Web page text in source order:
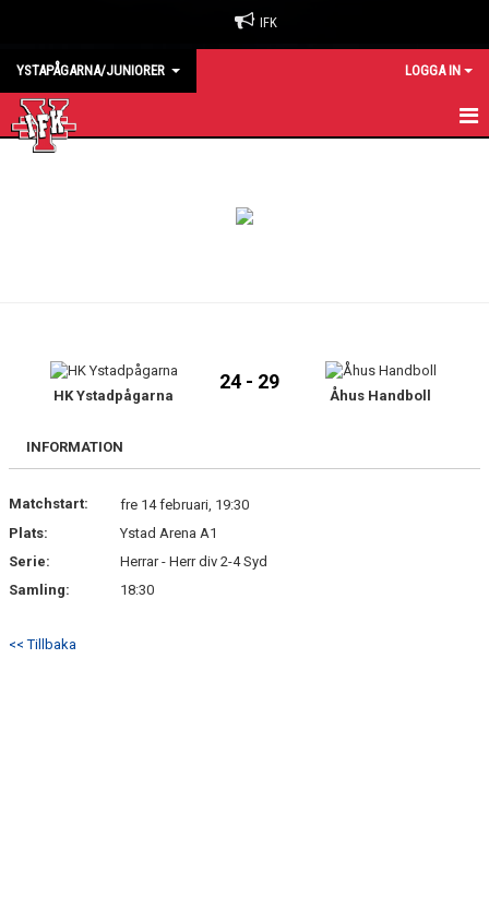
IFK
YSTAPÅGARNA/JUNIORER LOGGA IN
HK Ystadpågarna
24 - 29
Åhus Handboll
INFORMATION
Matchstart:
fre 14 februari, 19:30
Plats:
Ystad Arena A1
Serie:
Herrar - Herr div 2-4 Syd
Samling:
18:30
<< Tillbaka